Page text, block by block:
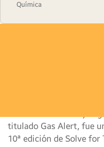
Química
En una
Esparta en
mejorar la seguridad en
Jiménez lograron
teléfono cuando hay
titulado Gas Alert, fue
10ª edición de Solve